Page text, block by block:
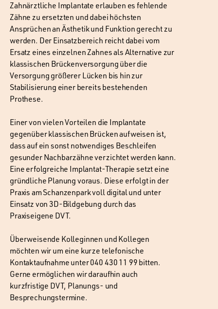
Zahnärztliche Implantate erlauben es fehlende
Zähne zu ersetzten und dabei höchsten
Ansprüchen an Ästhetik und Funktion gerecht zu
werden. Der Einsatzbereich reicht dabei vom
Ersatz eines einzelnen Zahnes als Alternative zur
klassischen Brückenversorgung über die
Versorgung größerer Lücken bis hin zur
Stabilisierung einer bereits bestehenden
Prothese.
Einer von vielen Vorteilen die Implantate
gegenüber klassischen Brücken aufweisen ist,
dass auf ein sonst notwendiges Beschleifen
gesunder Nachbarzähne verzichtet werden kann.
Eine erfolgreiche Implantat-Therapie setzt eine
gründliche Planung voraus. Diese erfolgt in der
Praxis am Schanzenpark voll digital und unter
Einsatz von 3D-Bildgebung durch das
Praxiseigene DVT.
Überweisende Kolleginnen und Kollegen
möchten wir um eine kurze telefonische
Kontaktaufnahme unter 040 430 11 99 bitten.
Gerne ermöglichen wir daraufhin auch
kurzfristige DVT, Planungs- und
Besprechungstermine.